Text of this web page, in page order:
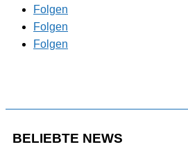
Folgen
Folgen
Folgen
BELIEBTE NEWS